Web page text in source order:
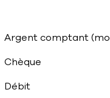
Argent comptant
Chèque
Débit